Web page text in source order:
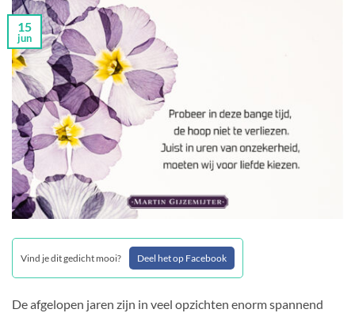
15
jun
Vind je dit gedicht mooi? Deel het op Facebook
De afgelopen jaren zijn in veel opzichten enorm spannend